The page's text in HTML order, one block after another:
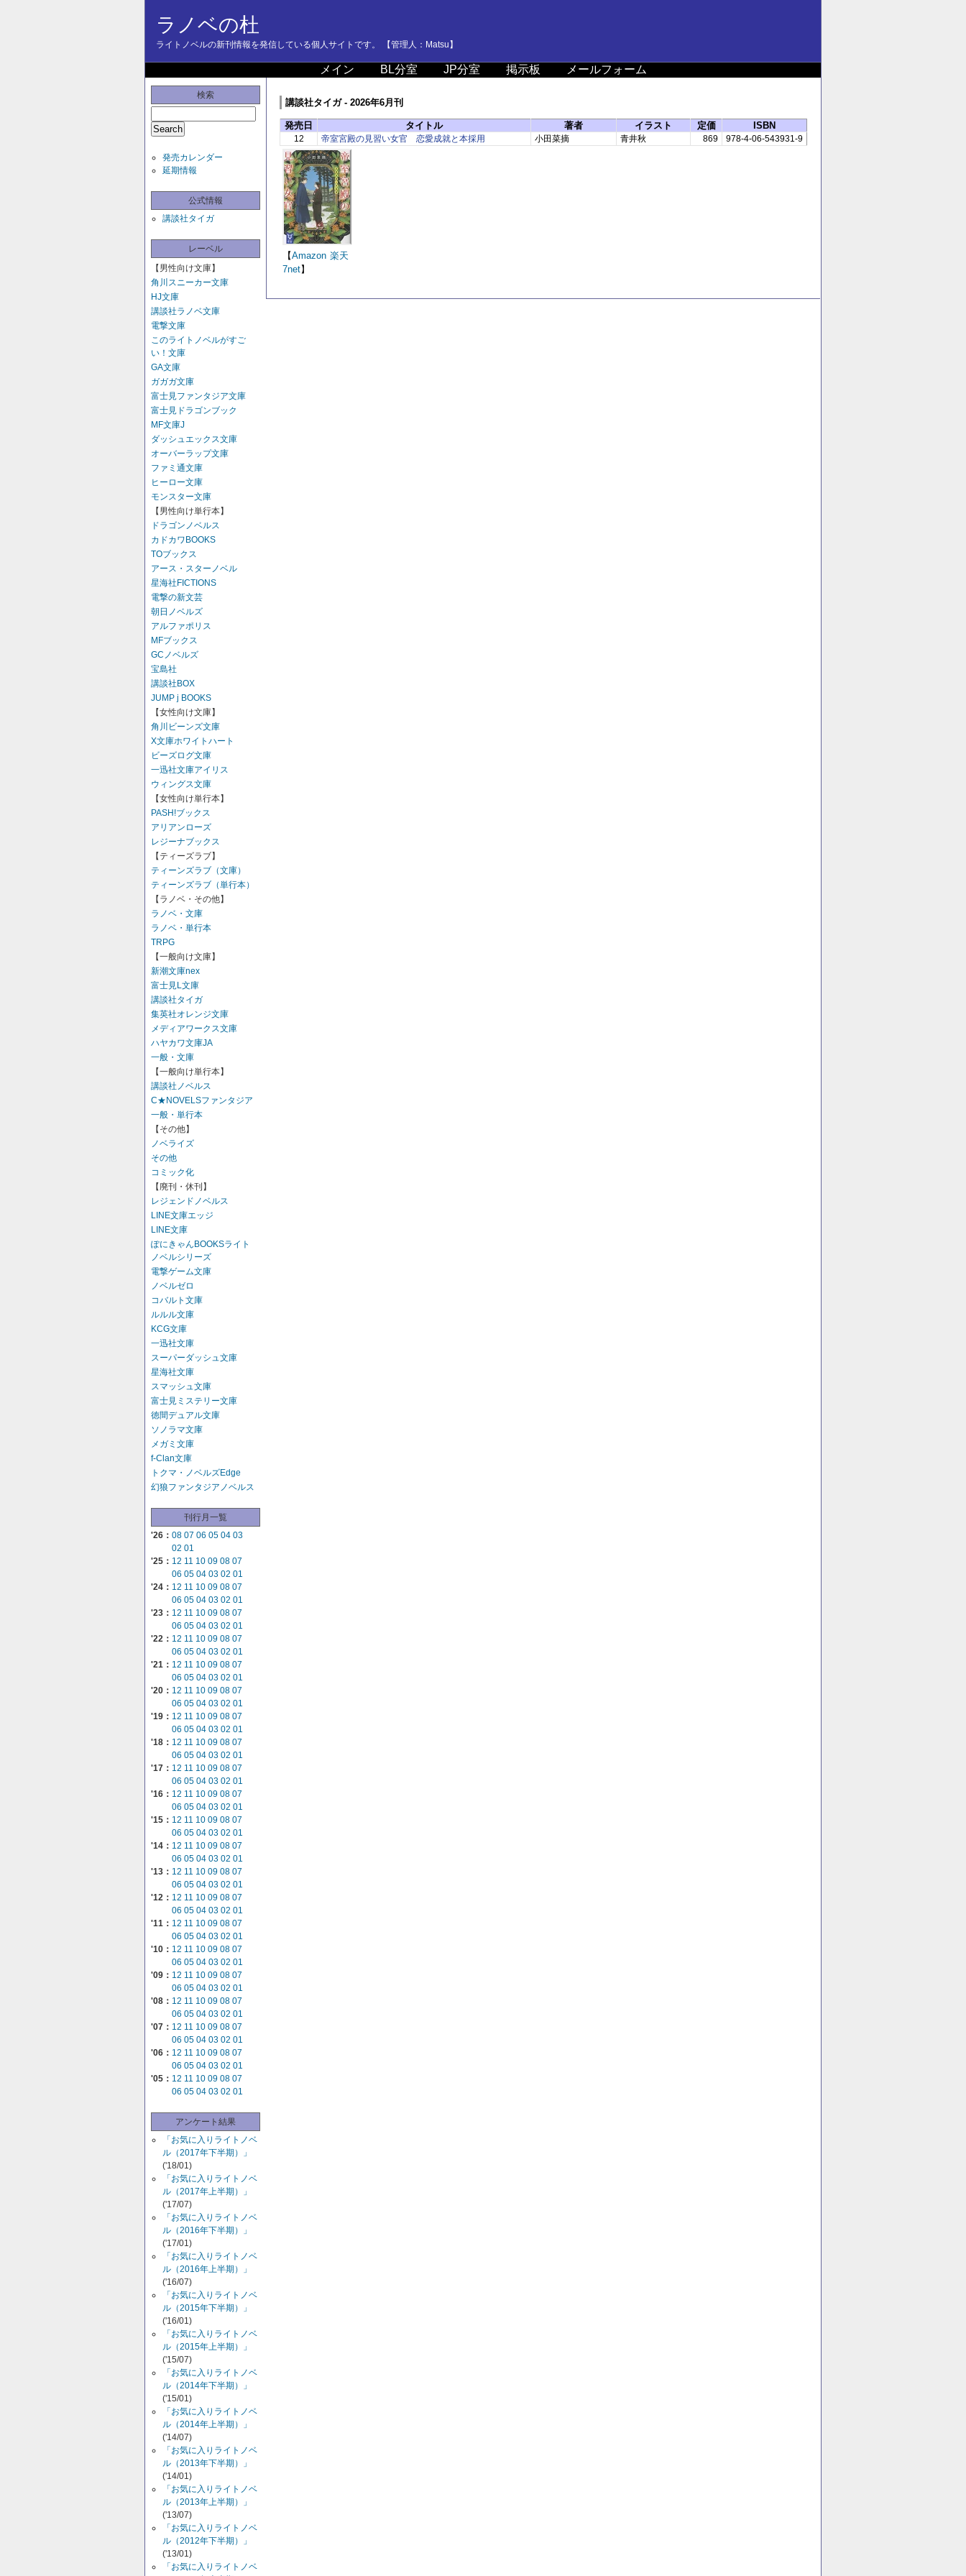
ラノベの杜
ライトノベルの新刊情報を発信している個人サイトです。 【管理人：Matsu】
メイン BL分室 JP分室 掲示板 メールフォーム
検索
発売カレンダー
延期情報
公式情報
講談社タイガ
レーベル
【男性向け文庫】
角川スニーカー文庫
HJ文庫
講談社ラノベ文庫
電撃文庫
このライトノベルがすご
い！文庫
GA文庫
ガガガ文庫
富士見ファンタジア文庫
富士見ドラゴンブック
MF文庫J
ダッシュエックス文庫
オーバーラップ文庫
ファミ通文庫
ヒーロー文庫
モンスター文庫
【男性向け単行本】
ドラゴンノベルス
カドカワBOOKS
TOブックス
アース・スターノベル
星海社FICTIONS
電撃の新文芸
朝日ノベルズ
アルファポリス
MFブックス
GCノベルズ
宝島社
講談社BOX
JUMP j BOOKS
【女性向け文庫】
角川ビーンズ文庫
X文庫ホワイトハート
ビーズログ文庫
一迅社文庫アイリス
ウィングス文庫
【女性向け単行本】
PASH!ブックス
アリアンローズ
レジーナブックス
【ティーズラブ】
ティーンズラブ（文庫）
ティーンズラブ（単行本）
【ラノベ・その他】
ラノベ・文庫
ラノベ・単行本
TRPG
【一般向け文庫】
新潮文庫nex
富士見L文庫
講談社タイガ
集英社オレンジ文庫
メディアワークス文庫
ハヤカワ文庫JA
一般・文庫
【一般向け単行本】
講談社ノベルス
C★NOVELSファンタジア
一般・単行本
【その他】
ノベライズ
その他
コミック化
【廃刊・休刊】
レジェンドノベルス
LINE文庫エッジ
LINE文庫
ぽにきゃんBOOKSライト
ノベルシリーズ
電撃ゲーム文庫
ノベルゼロ
コバルト文庫
ルルル文庫
KCG文庫
一迅社文庫
スーパーダッシュ文庫
星海社文庫
スマッシュ文庫
富士見ミステリー文庫
徳間デュアル文庫
ソノラマ文庫
メガミ文庫
f-Clan文庫
トクマ・ノベルズEdge
幻狼ファンタジアノベルス
刊行月一覧
'26： 08 07 06 05 04 03
02 01
'25： 12 11 10 09 08 07
06 05 04 03 02 01
'24： 12 11 10 09 08 07
06 05 04 03 02 01
'23： 12 11 10 09 08 07
06 05 04 03 02 01
'22： 12 11 10 09 08 07
06 05 04 03 02 01
'21： 12 11 10 09 08 07
06 05 04 03 02 01
'20： 12 11 10 09 08 07
06 05 04 03 02 01
'19： 12 11 10 09 08 07
06 05 04 03 02 01
'18： 12 11 10 09 08 07
06 05 04 03 02 01
'17： 12 11 10 09 08 07
06 05 04 03 02 01
'16： 12 11 10 09 08 07
06 05 04 03 02 01
'15： 12 11 10 09 08 07
06 05 04 03 02 01
'14： 12 11 10 09 08 07
06 05 04 03 02 01
'13： 12 11 10 09 08 07
06 05 04 03 02 01
'12： 12 11 10 09 08 07
06 05 04 03 02 01
'11： 12 11 10 09 08 07
06 05 04 03 02 01
'10： 12 11 10 09 08 07
06 05 04 03 02 01
'09： 12 11 10 09 08 07
06 05 04 03 02 01
'08： 12 11 10 09 08 07
06 05 04 03 02 01
'07： 12 11 10 09 08 07
06 05 04 03 02 01
'06： 12 11 10 09 08 07
06 05 04 03 02 01
'05： 12 11 10 09 08 07
06 05 04 03 02 01
アンケート結果
「お気に入りライトノベ
ル（2017年下半期）」
('18/01)
「お気に入りライトノベ
ル（2017年上半期）」
('17/07)
「お気に入りライトノベ
ル（2016年下半期）」
('17/01)
「お気に入りライトノベ
ル（2016年上半期）」
('16/07)
「お気に入りライトノベ
ル（2015年下半期）」
('16/01)
「お気に入りライトノベ
ル（2015年上半期）」
('15/07)
「お気に入りライトノベ
ル（2014年下半期）」
('15/01)
「お気に入りライトノベ
ル（2014年上半期）」
('14/07)
「お気に入りライトノベ
ル（2013年下半期）」
('14/01)
「お気に入りライトノベ
ル（2013年上半期）」
('13/07)
「お気に入りライトノベ
ル（2012年下半期）」
('13/01)
「お気に入りライトノベ
講談社タイガ - 2026年6月刊
発売日 タイトル 著者 イラスト 定価 ISBN
12 帝室宮殿の見習い女官 恋愛成就と本採用 小田菜摘 青井秋 869 978-4-06-543931-9
【Amazon 楽天
7net】